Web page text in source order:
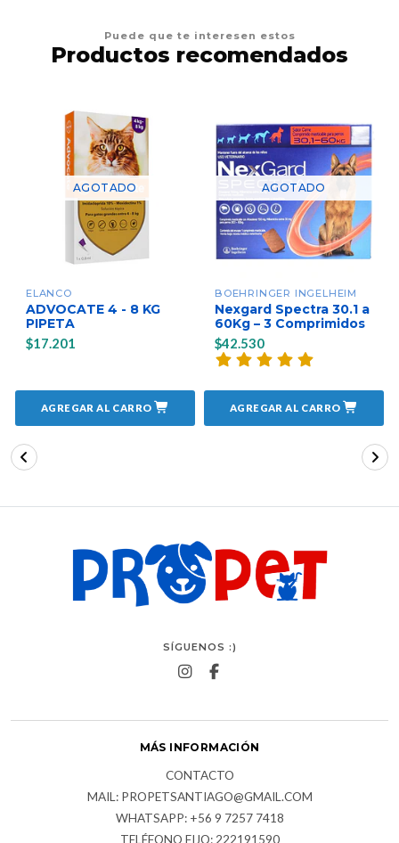
Puede que te interesen estos
Productos recomendados
AGOTADO
ELANCO
ADVOCATE 4 - 8 KG
PIPETA
$17.201
AGREGAR AL CARRO
AGOTADO
BOEHRINGER INGELHEIM
Nexgard Spectra 30.1 a
60Kg – 3 Comprimidos
$42.530
AGREGAR AL CARRO
SÍGUENOS :)
MÁS INFORMACIÓN
CONTACTO
MAIL: PROPETSANTIAGO@GMAIL.COM
WHATSAPP: +56 9 7257 7418
TELÉFONO FIJO: 222191590